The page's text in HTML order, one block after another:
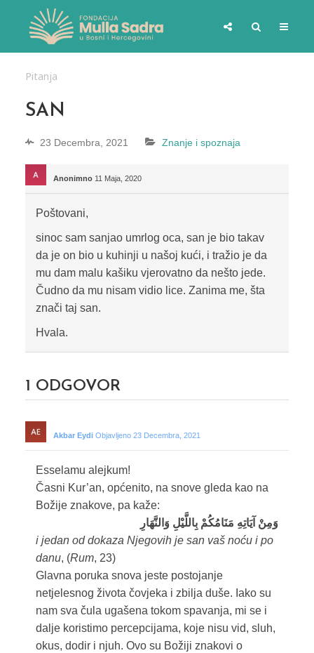
Pitanja
SAN
23 Decembra, 2021 Znanje i spoznaja
Anonimno 11 Maja, 2020
Poštovani,
sinoc sam sanjao umrlog oca, san je bio takav
da je on bio u kuhinji u našoj kući, i tražio je da
mu dam malu kašiku vjerovatno da nešto jede.
Čudno da mu nisam vidio lice. Zanima me, šta
znači taj san.
Hvala.
1 ODGOVOR
Akbar Eydi Objavljeno 23 Decembra, 2021
Esselamu alejkum!
Časni Kur’an, općenito, na snove gleda kao na
Božije znakove, pa kaže:
وَمِنْ آيَاتِهِ مَنَامُكُمْ بِاللَّيْلِ وَالنَّهَارِ
i jedan od dokaza Njegovih je san vaš noću i po
danu, (Rum, 23)
Glavna poruka snova jeste postojanje
netjelesnog života čovjeka i zbilja duše. Iako su
nam sva čula ugašena tokom spavanja, mi se i
dalje koristimo percepcijama, koje nisu vid, sluh,
okus, dodir i njuh. Ovo su Božiji znakovi o